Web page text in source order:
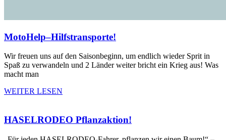
MotoHelp–Hilfstransporte!
Wir freuen uns auf den Saisonbeginn, um endlich wieder Sprit in
Spaß zu verwandeln und 2 Länder weiter bricht ein Krieg aus! Was
macht man
WEITER LESEN
HASELRODEO Pflanzaktion!